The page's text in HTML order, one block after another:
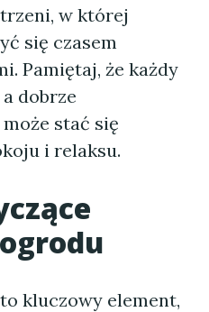
w której
się czasem
Pamiętaj, że każdy
dobrze
stać się
i relaksu.
kluczowy element,